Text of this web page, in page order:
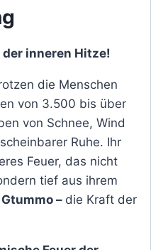
inneren Hitze!
die Menschen
von 3.500 bis über
von Schnee, Wind
Ruhe. Ihr
Feuer, das nicht
tief aus ihrem
Gtummo – die Kraft der